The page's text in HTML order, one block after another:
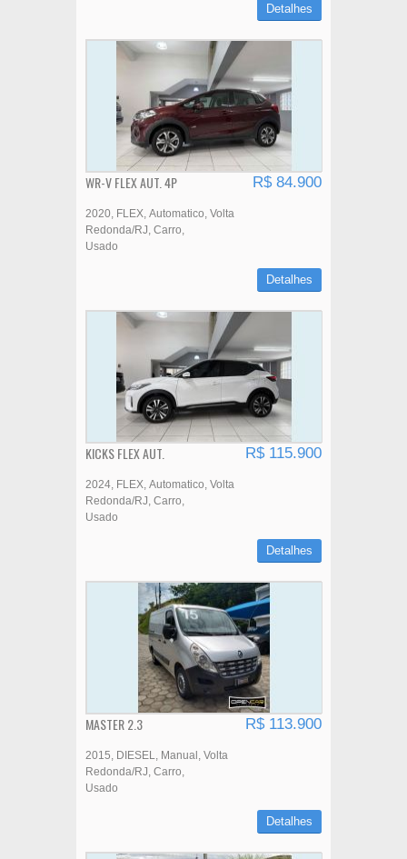
Detalhes
WR-V FLEX AUT. 4P R$ 84.900
2020 FLEX Automatico Volta
Redonda/RJ Carro
Usado
Detalhes
KICKS FLEX AUT. R$ 115.900
2024 FLEX Automatico Volta
Redonda/RJ Carro
Usado
Detalhes
MASTER 2.3 R$ 113.900
2015 DIESEL Manual Volta
Redonda/RJ Carro
Usado
Detalhes